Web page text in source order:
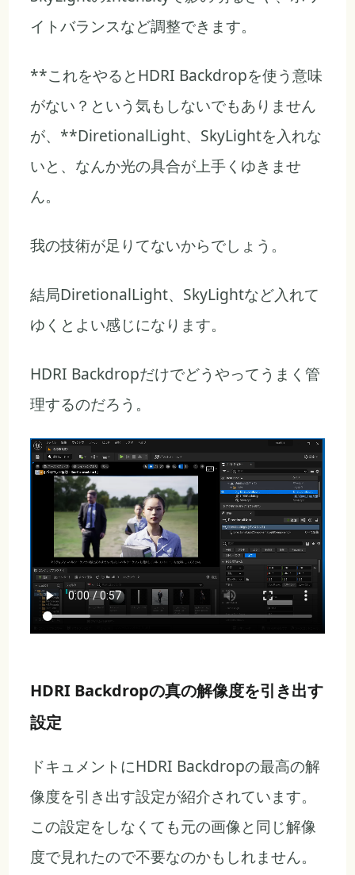
イトバランスなど調整できます。
**これをやるとHDRI Backdropを使う意味
がない？という気もしないでもありません
が、**DiretionalLight、SkyLightを入れな
いと、なんか光の具合が上手くゆきませ
ん。
我の技術が足りてないからでしょう。
結局DiretionalLight、SkyLightなど入れて
ゆくとよい感じになります。
HDRI Backdropだけでどうやってうまく管
理するのだろう。
HDRI Backdropの真の解像度を引き出す
設定
ドキュメントにHDRI Backdropの最高の解
像度を引き出す設定が紹介されています。
この設定をしなくても元の画像と同じ解像
度で見れたので不要なのかもしれません。